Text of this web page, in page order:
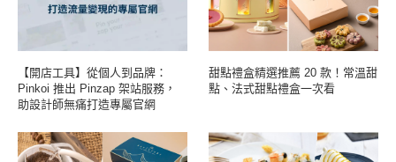
【開店工具】從個人到品牌：
Pinkoi 推出 Pinzap 架站服務，
助設計師無痛打造專屬官網
甜點禮盒精選推薦 20 款！常溫甜
點、法式甜點禮盒一次看